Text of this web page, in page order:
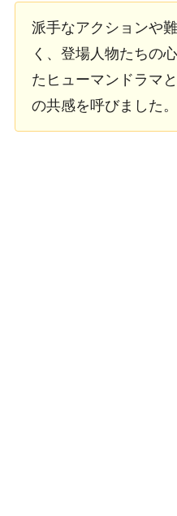
派手なアクションや
く、登場人物たちの
たヒューマンドラマ
の共感を呼びました。